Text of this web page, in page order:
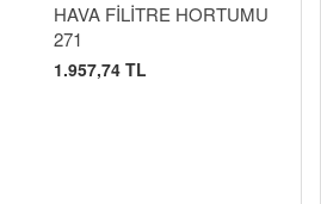
HAVA FİLİTRE HORTUMU
271
1.957,74 TL